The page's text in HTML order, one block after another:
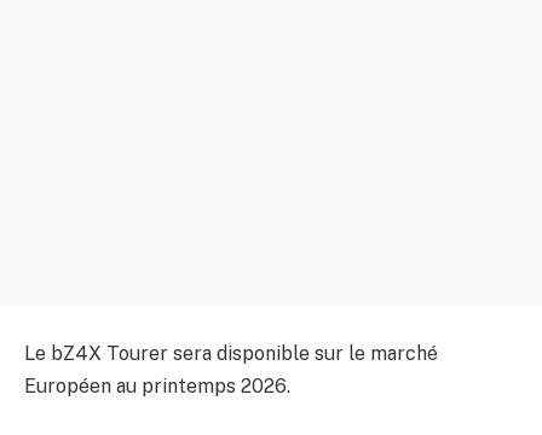
Le bZ4X Tourer sera disponible sur le marché
Européen au printemps 2026.